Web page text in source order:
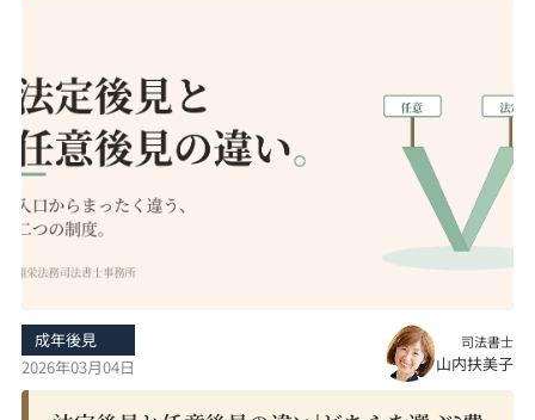
成年後見
2026年03月04日
司法書士
山内扶美子